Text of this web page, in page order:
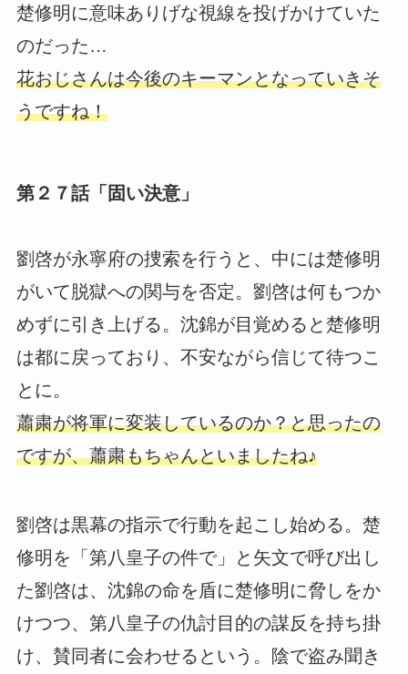
楚修明に意味ありげな視線を投げかけていた
のだった…
花おじさんは今後のキーマンとなっていきそ
うですね！
第２７話「固い決意」
劉啓が永寧府の捜索を行うと、中には楚修明
がいて脱獄への関与を否定。劉啓は何もつか
めずに引き上げる。沈錦が目覚めると楚修明
は都に戻っており、不安ながら信じて待つこ
とに。
蕭粛が将軍に変装しているのか？と思ったの
ですが、蕭粛もちゃんといましたね♪
劉啓は黒幕の指示で行動を起こし始める。楚
修明を「第八皇子の件で」と矢文で呼び出し
た劉啓は、沈錦の命を盾に楚修明に脅しをか
けつつ、第八皇子の仇討目的の謀反を持ち掛
け、賛同者に会わせるという。陰で盗み聞き